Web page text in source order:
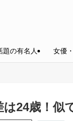
題の有名人 女優
は24歳！似